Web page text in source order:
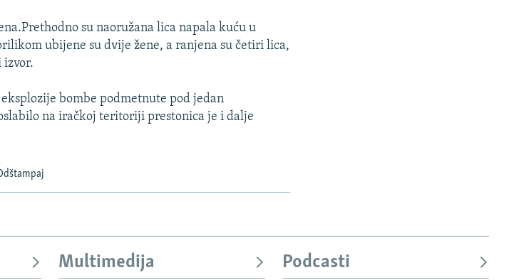
su naoružana lica napala kuću u
ubijene su dvije žene, a ranjena su četiri lica,
izvor.
bombe podmetnute pod jedan
na iračkoj teritoriji prestonica je i dalje
Multimedija Podcasti